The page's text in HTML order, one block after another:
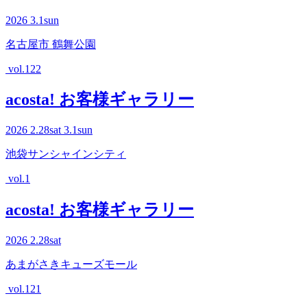
2026 3.1sun
名古屋市 鶴舞公園
vol.122
acosta! お客様ギャラリー
2026 2.28sat 3.1sun
池袋サンシャインシティ
vol.1
acosta! お客様ギャラリー
2026 2.28sat
あまがさきキューズモール
vol.121